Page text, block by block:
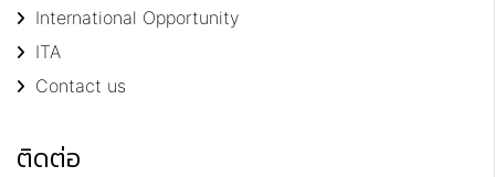
International Opportunity
ITA
Contact us
ติดต่อ